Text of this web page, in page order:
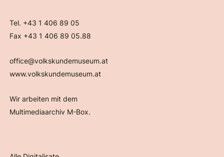
Tel. +43 1 406 89 05
Fax +43 1 406 89 05.88
office@volkskundemuseum.at
www.volkskundemuseum.at
Wir arbeiten mit dem
Multimediaarchiv M-Box.